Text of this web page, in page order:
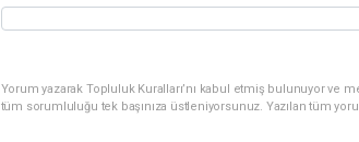
Yorum yazarak Topluluk Kuralları’nı kabul etmiş bulunuyor ve
tüm sorumluluğu tek başınıza üstleniyorsunuz. Yazılan tüm